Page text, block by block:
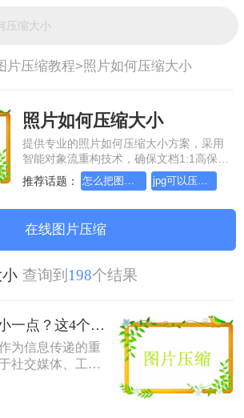
片压缩教程>照片如何压缩大小
照片如何压缩大小
提供专业的照片如何压缩大小方案，采用
智能对象流重构技术，确保文档1:1高保真
还原且排版不乱码。支持一键批量处理，
全链路 SSL 加密保障隐私安全。助您快速
办公。
推荐话题： 怎么把图片压缩小一点 jpg可以压缩小一点吗
在线图片压缩
查询到 198个结果
怎么把图片压缩小一点？这4个方法都可以！赶紧试试！
为信息传递的重
社交媒体、工作
个领域。然而，
庞大的文件体